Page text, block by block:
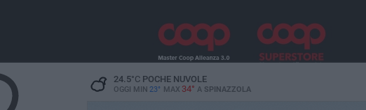
24.5°CPOCHE NUVOLE
OGGI MIN 23° MAX 34° A SPINAZZOLA